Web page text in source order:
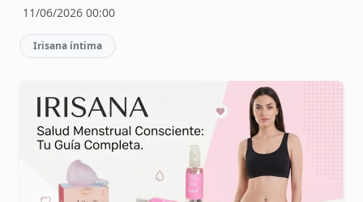
11/06/2026 00:00
Irisana íntima